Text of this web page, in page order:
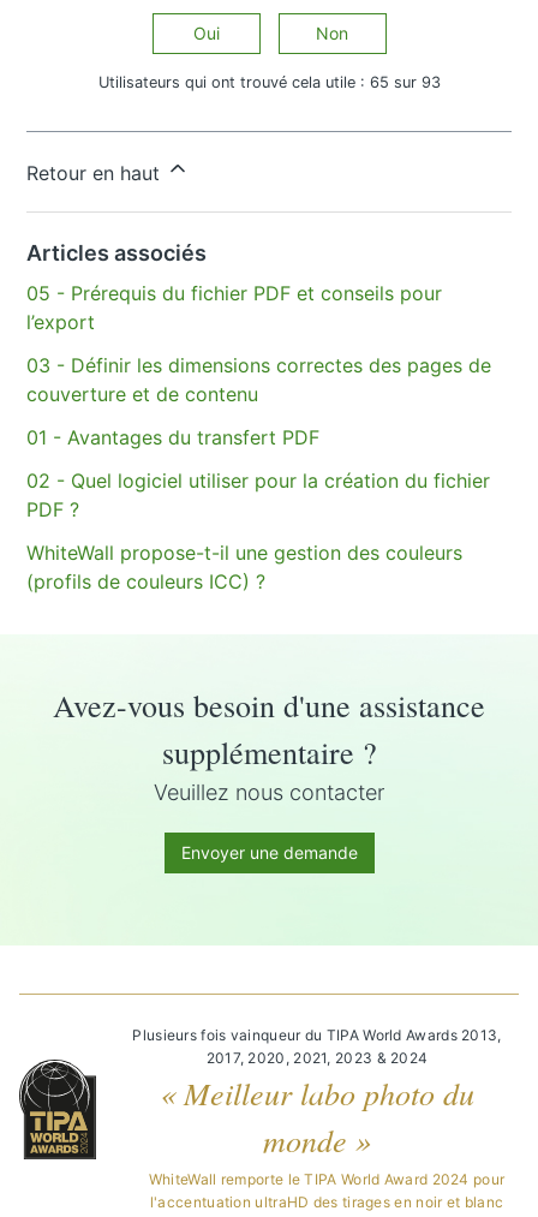
Oui Non
Utilisateurs qui ont trouvé cela utile : 65 sur 93
Retour en haut
Articles associés
05 - Prérequis du fichier PDF et conseils pour
l’export
03 - Définir les dimensions correctes des pages de
couverture et de contenu
01 - Avantages du transfert PDF
02 - Quel logiciel utiliser pour la création du fichier
PDF ?
WhiteWall propose-t-il une gestion des couleurs
(profils de couleurs ICC) ?
Avez-vous besoin d'une assistance
supplémentaire ?
Veuillez nous contacter
Envoyer une demande
Plusieurs fois vainqueur du TIPA World Awards 2013,
2017, 2020, 2021, 2023 & 2024
« Meilleur labo photo du
monde »
WhiteWall remporte le TIPA World Award 2024 pour
l'accentuation ultraHD des tirages en noir et blanc